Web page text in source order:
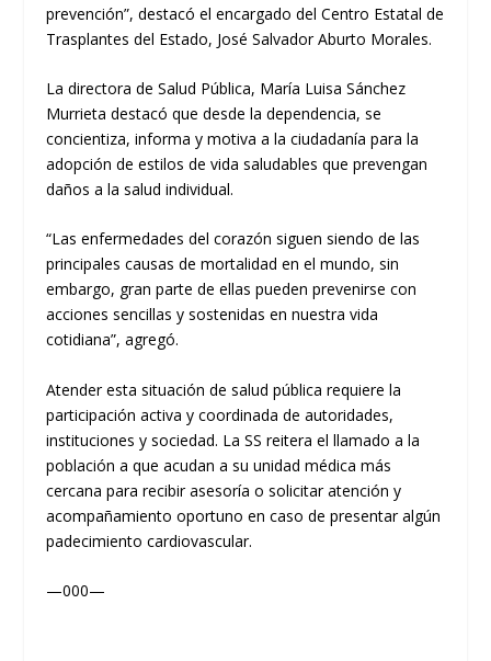
prevención”, destacó el encargado del Centro Estatal de
Trasplantes del Estado, José Salvador Aburto Morales.
La directora de Salud Pública, María Luisa Sánchez
Murrieta destacó que desde la dependencia, se
concientiza, informa y motiva a la ciudadanía para la
adopción de estilos de vida saludables que prevengan
daños a la salud individual.
“Las enfermedades del corazón siguen siendo de las
principales causas de mortalidad en el mundo, sin
embargo, gran parte de ellas pueden prevenirse con
acciones sencillas y sostenidas en nuestra vida
cotidiana”, agregó.
Atender esta situación de salud pública requiere la
participación activa y coordinada de autoridades,
instituciones y sociedad. La SS reitera el llamado a la
población a que acudan a su unidad médica más
cercana para recibir asesoría o solicitar atención y
acompañamiento oportuno en caso de presentar algún
padecimiento cardiovascular.
—000—